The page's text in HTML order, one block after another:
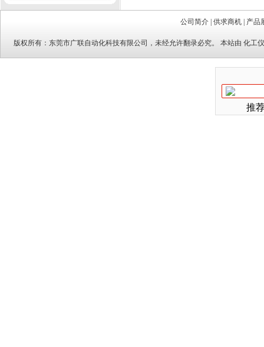
公司简介 供求商机 产品
版权所有： 东莞市广联自动化科技有限公司 ，未经允许翻录必究。 本站由 化工
推